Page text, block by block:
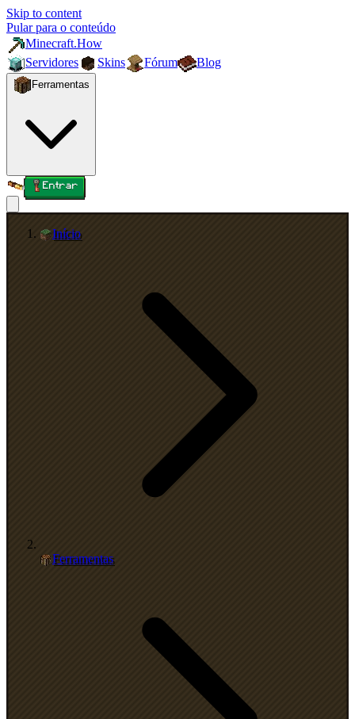
Skip to content
Pular para o conteúdo
Minecraft.How
Servidores
Skins Fórum Blog
Ferramentas
Entrar
Início
Ferramentas